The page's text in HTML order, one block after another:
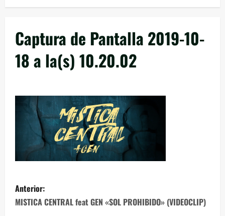
Captura de Pantalla 2019-10-
18 a la(s) 10.20.02
Anterior:
MISTICA CENTRAL feat GEN «SOL PROHIBIDO» (VIDEOCLIP)